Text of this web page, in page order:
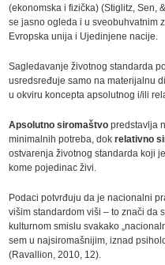
(ekonomska i fizička) (Stiglitz, Sen,
se jasno ogleda i u sveobuhvatnim
Evropska unija i Ujedinjene nacije.
Sagledavanje životnog standarda
usredsređuje samo na materijalnu
u okviru koncepta apsolutnog i/ili
Apsolutno siromaštvopredstavlja
minimalnih potreba, dokrelativno
ostvarenja životnog standarda koji
kome pojedinac živi.
Podaci potvrđuju da je nacionalni
višim standardom viši ‒ to znači da
kulturnom smislu svakako
sem u najsiromašnijim, iznad
(Ravallion, 2010, 12).